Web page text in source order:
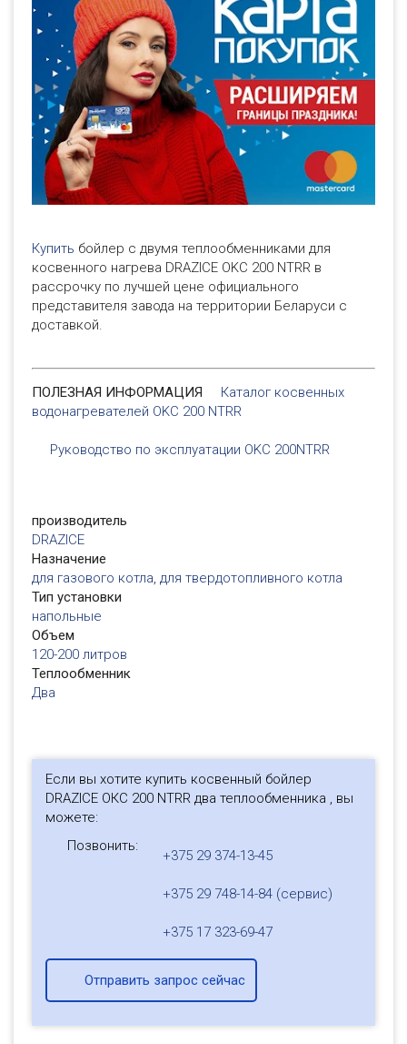
Купить бойлер с двумя теплообменниками для
косвенного нагрева DRAZICE OKC 200 NTRR в
рассрочку по лучшей цене официального
представителя завода на территории Беларуси с
доставкой.
ПОЛЕЗНАЯ ИНФОРМАЦИЯ
Каталог косвенных
водонагревателей OKC 200 NTRR
Руководство по эксплуатации OKC 200NTRR
производитель
DRAZICE
Назначение
для газового котла, для твердотопливного котла
Тип установки
напольные
Объем
120-200 литров
Теплообменник
Два
Если вы хотите купить косвенный бойлер
DRAZICE ОКC 200 NTRR два теплообменника , вы
можете:
Позвонить:
+375 29 374-13-45
+375 29 748-14-84 (сервис)
+375 17 323-69-47
Отправить запрос сейчас